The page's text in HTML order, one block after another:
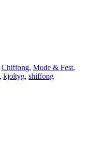
Chiffong, Mode & Fest,
, kjoltyg, shiffong